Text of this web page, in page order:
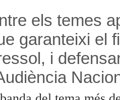
els temes
garanteixi el
i